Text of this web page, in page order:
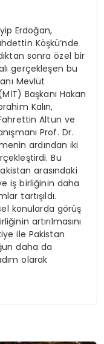
Erdoğan,
Köşkü’nde
sonra özel bir
gerçekleşen bu
Mevlüt
Başkanı Hakan
Kalın,
Altun ve
Prof. Dr.
ardından iki
Bu
arasındaki
iş birliğinin daha
tartışıldı.
konularda görüş
artırılmasını
ile Pakistan
daha da
olarak